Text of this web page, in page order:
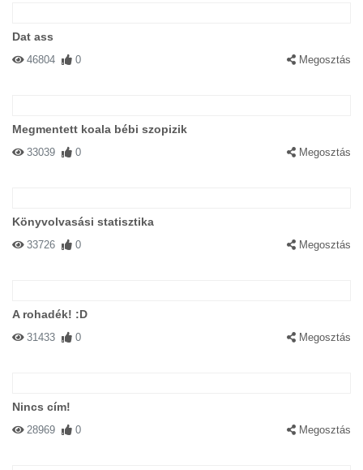
Dat ass
46804 0 Megosztás
Megmentett koala bébi szopizik
33039 0 Megosztás
Könyvolvasási statisztika
33726 0 Megosztás
A rohadék! :D
31433 0 Megosztás
Nincs cím!
28969 0 Megosztás